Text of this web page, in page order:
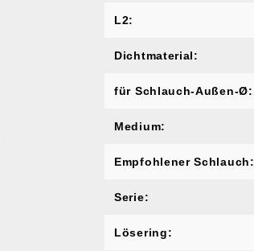
L2:
Dichtmaterial:
für Schlauch-Außen-Ø:
Medium:
Empfohlener Schlauch:
Serie:
Lösering: